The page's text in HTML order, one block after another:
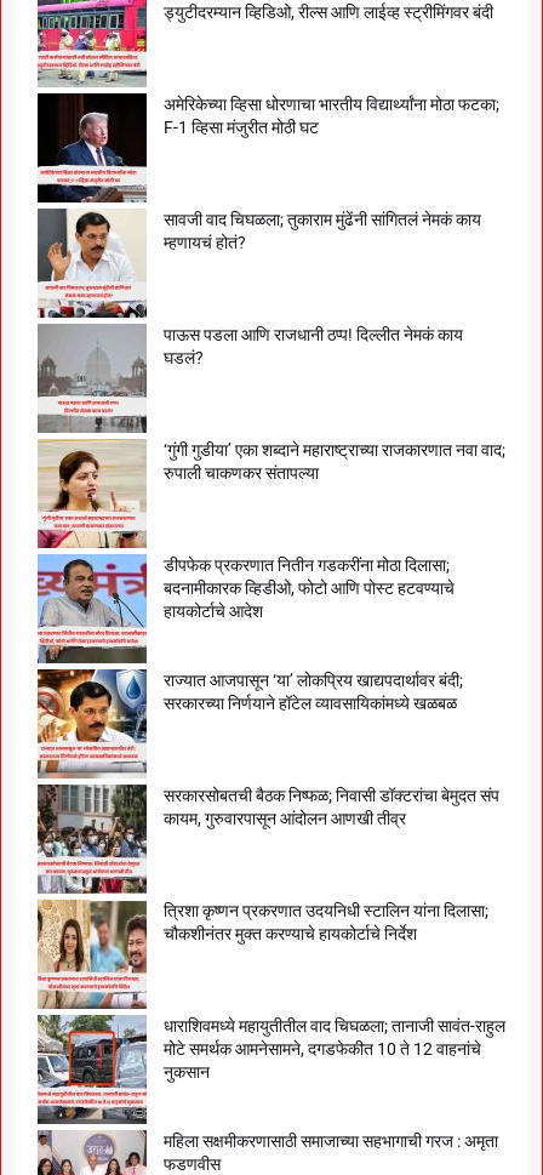
ड्युटीदरम्यान व्हिडिओ, रील्स आणि लाईव्ह स्ट्रीमिंगवर बंदी
अमेरिकेच्या व्हिसा धोरणाचा भारतीय विद्यार्थ्यांना मोठा फटका;
F-1 व्हिसा मंजुरीत मोठी घट
सावजी वाद चिघळला; तुकाराम मुंढेंनी सांगितलं नेमकं काय
म्हणायचं होतं?
पाऊस पडला आणि राजधानी ठप्प! दिल्लीत नेमकं काय
घडलं?
‘गुंगी गुडीया’ एका शब्दाने महाराष्ट्राच्या राजकारणात नवा वाद;
रुपाली चाकणकर संतापल्या
डीपफेक प्रकरणात नितीन गडकरींना मोठा दिलासा;
बदनामीकारक व्हिडीओ, फोटो आणि पोस्ट हटवण्याचे
हायकोर्टाचे आदेश
राज्यात आजपासून ‘या’ लोकप्रिय खाद्यपदार्थावर बंदी;
सरकारच्या निर्णयाने हॉटेल व्यावसायिकांमध्ये खळबळ
सरकारसोबतची बैठक निष्फळ; निवासी डॉक्टरांचा बेमुदत संप
कायम, गुरुवारपासून आंदोलन आणखी तीव्र
त्रिशा कृष्णन प्रकरणात उदयनिधी स्टालिन यांना दिलासा;
चौकशीनंतर मुक्त करण्याचे हायकोर्टाचे निर्देश
धाराशिवमध्ये महायुतीतील वाद चिघळला; तानाजी सावंत-राहुल
मोटे समर्थक आमनेसामने, दगडफेकीत 10 ते 12 वाहनांचे
नुकसान
महिला सक्षमीकरणासाठी समाजाच्या सहभागाची गरज : अमृता
फडणवीस